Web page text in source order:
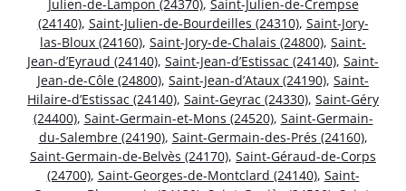
Julien-de-Lampon (24370), Saint-Julien-de-Crempse
(24140), Saint-Julien-de-Bourdeilles (24310), Saint-Jory-
las-Bloux (24160), Saint-Jory-de-Chalais (24800), Saint-
Jean-d’Eyraud (24140), Saint-Jean-d’Estissac (24140), Saint-
Jean-de-Côle (24800), Saint-Jean-d’Ataux (24190), Saint-
Hilaire-d’Estissac (24140), Saint-Geyrac (24330), Saint-Géry
(24400), Saint-Germain-et-Mons (24520), Saint-Germain-
du-Salembre (24190), Saint-Germain-des-Prés (24160),
Saint-Germain-de-Belvès (24170), Saint-Géraud-de-Corps
(24700), Saint-Georges-de-Montclard (24140), Saint-